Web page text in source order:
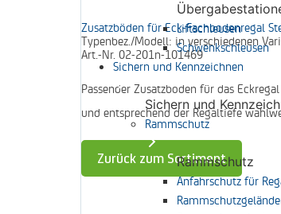
Liftschleusen
Schwenkschleusen
Sichern und Kennzeichnen
Sichern und
Rammschutz
Rammschutz
Anfahrschutz für
Zusatzböden für Eck-Fachbodenregal
Typenbez./Modell: in verschiedenen
Art.-Nr. 02-201n-101469
Passender Zusatzboden für das
und entsprechend der Regaltiefe
Zurück zum Sortiment